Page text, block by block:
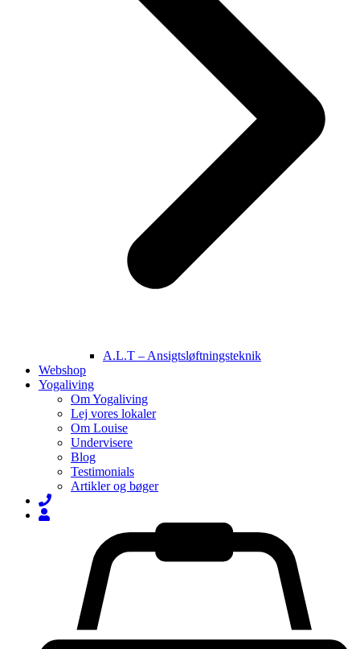
A.L.T – Ansigtsløftningsteknik
Webshop
Yogaliving
Om Yogaliving
Lej vores lokaler
Om Louise
Undervisere
Blog
Testimonials
Artikler og bøger